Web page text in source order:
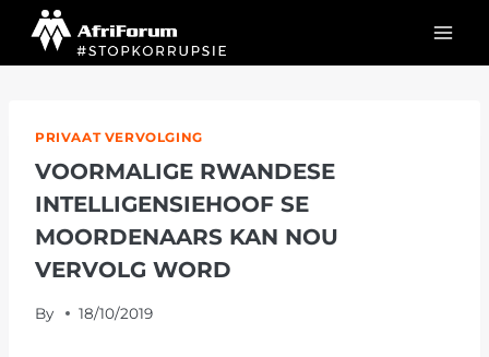
Skip
PRIVAAT VERVOLGING
VOORMALIGE RWANDESE
INTELLIGENSIEHOOF SE
MOORDENAARS KAN NOU
VERVOLG WORD
By 18/10/2019